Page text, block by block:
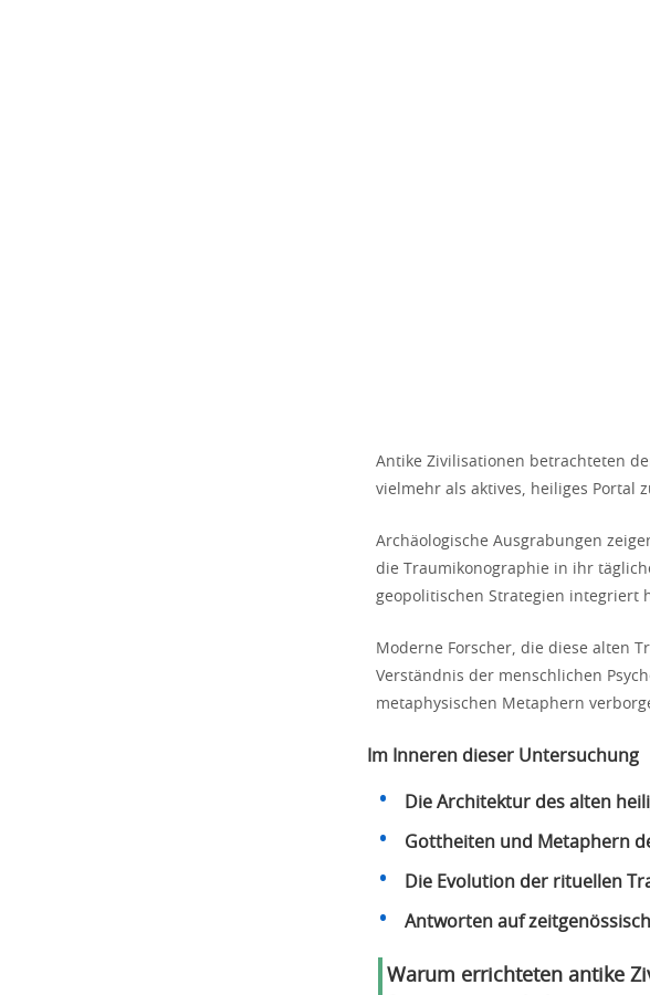
Antike Zivilisationen betrachteten
vielmehr als aktives, heiliges Portal
Archäologische Ausgrabungen
die Traumikonographie in ihr
geopolitischen Strategien integriert
Moderne Forscher, die diese alten
Verständnis der menschlichen
metaphysischen Metaphern
Im Inneren dieser Untersuchung
Die Architektur des alten
Gottheiten und Metaphern
Die Evolution der rituellen
Antworten auf
Warum errichteten antike